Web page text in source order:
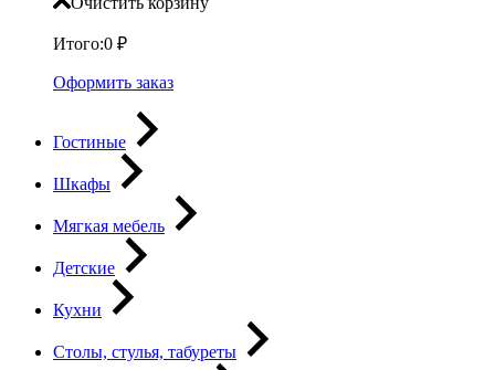
Итого:0 ₽
Оформить заказ
Гостиные
Шкафы
Мягкая мебель
Детские
Кухни
Столы, стулья, табуреты